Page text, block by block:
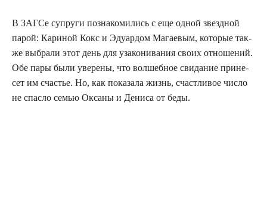
В ЗАГСе супру­ги позна­ко­ми­лись с еще одной звезд­ной
парой: Кари­ной Кокс и Эду­ар­дом Мага­е­вым, кото­рые так­
же выбра­ли этот день для уза­ко­ни­ва­ния сво­их отно­ше­ний.
Обе пары были уве­ре­ны, что вол­шеб­ное сви­да­ние при­не­
сет им сча­стье. Но, как пока­за­ла жизнь, счаст­ли­вое чис­ло
не спас­ло семью Окса­ны и Дени­са от беды.